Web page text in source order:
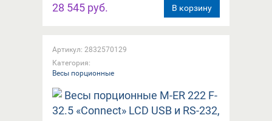
28 545 руб. В корзину
Артикул: 2832570129
Категория:
Весы порционные